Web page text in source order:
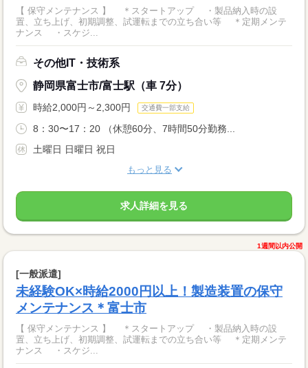
【 保守メンテナンス 】 ＊スタートアップ ・製品納入時の設
置、立ち上げ、初期調整、試運転までの立ち合い等 ＊定期メンテ
ナンス ・スケジ...
その他IT・技術系
静岡県富士市/富士駅（車 7分）
時給2,000円～2,300円 交通費一部支給
8：30〜17：20 （休憩60分、7時間50分勤務...
土曜日 日曜日 祝日
もっと見る
求人詳細を見る
1週間以内公開
[一般派遣]
未経験OK×時給2000円以上！製造装置の保守
メンテナンス＊富士市
【 保守メンテナンス 】 ＊スタートアップ ・製品納入時の設
置、立ち上げ、初期調整、試運転までの立ち合い等 ＊定期メンテ
ナンス ・スケジ...